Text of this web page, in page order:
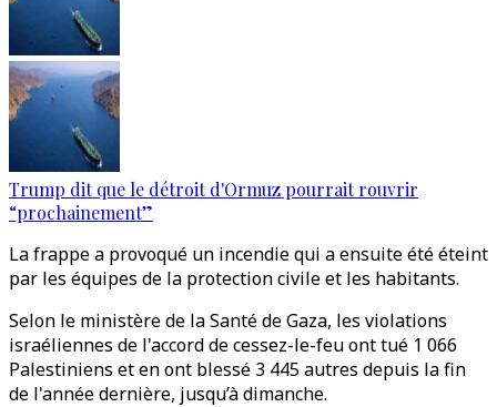
Trump dit que le détroit d'Ormuz pourrait rouvrir
“prochainement”
La frappe a provoqué un incendie qui a ensuite été éteint
par les équipes de la protection civile et les habitants.
Selon le ministère de la Santé de Gaza, les violations
israéliennes de l'accord de cessez-le-feu ont tué 1 066
Palestiniens et en ont blessé 3 445 autres depuis la fin
de l'année dernière, jusqu’à dimanche.